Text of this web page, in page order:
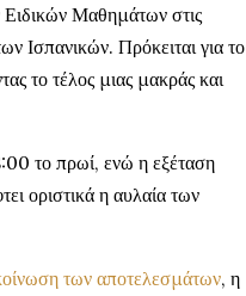
Μαθημάτων στις
Ισπανικών. Πρόκειται για το
το τέλος μιας μακράς και
το πρωί, ενώ η εξέταση
οριστικά η αυλαία των
των αποτελεσμάτων, η